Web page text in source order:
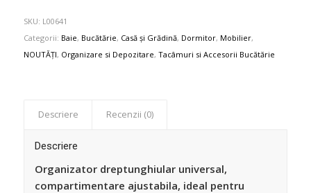
SKU: L00641
Categorii: Baie, Bucătărie, Casă și Grădină, Dormitor, Mobilier,
NOUTĂȚI, Organizare si Depozitare, Tacâmuri si Accesorii Bucătărie
Descriere Recenzii (0)
Descriere
Organizator dreptunghiular universal,
compartimentare ajustabila, ideal pentru